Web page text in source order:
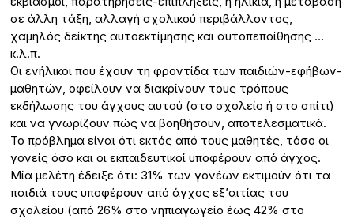
σε άλλη τάξη, αλλαγή σχολικού περιβάλλοντος,
χαμηλός δείκτης αυτοεκτίμησης και αυτοπεποίθησης …
κ.λ.π.
Οι ενήλικοι που έχουν τη φροντίδα των παιδιών-εφήβων-
μαθητών, οφείλουν να διακρίνουν τους τρόπους
εκδήλωσης του άγχους αυτού (στο σχολείο ή στο σπίτι)
και να γνωρίζουν πώς να βοηθήσουν, αποτελεσματικά.
Το πρόβλημα είναι ότι εκτός από τους μαθητές, τόσο οι
γονείς όσο και οι εκπαιδευτικοί υποφέρουν από άγχος.
Μία μελέτη έδειξε ότι: 31% των γονέων εκτιμούν ότι τα
παιδιά τους υποφέρουν από άγχος εξ’αιτίας του
σχολείου (από 26% στο νηπιαγωγείο έως 42% στο